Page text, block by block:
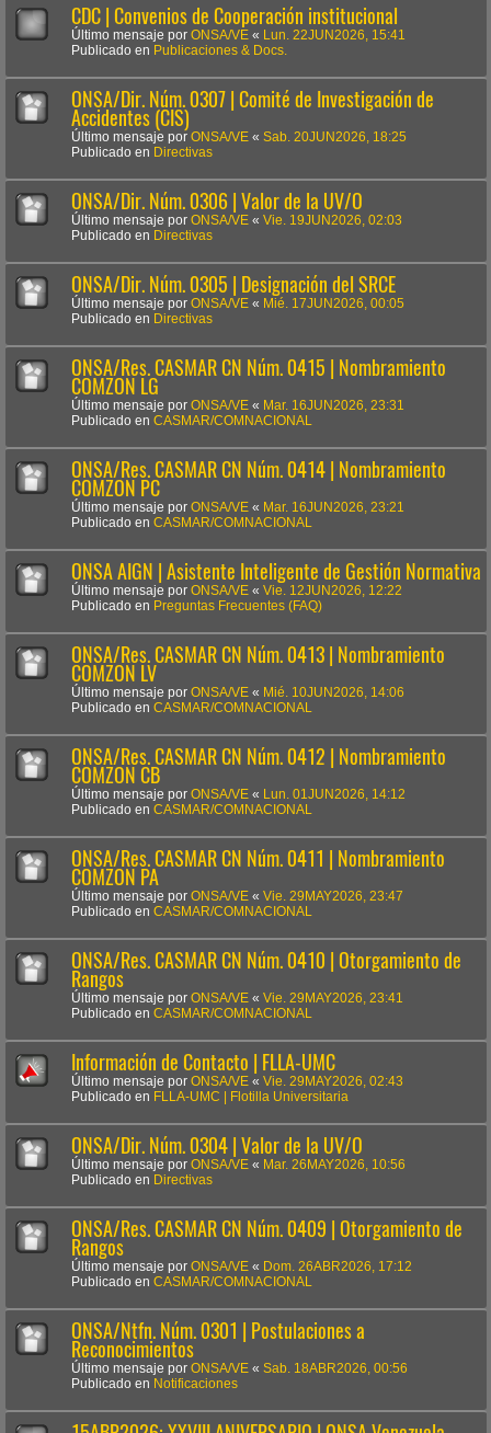
CDC | Convenios de Cooperación institucional
Último mensaje por ONSA/VE «
Lun. 22JUN2026, 15:41
Publicado en Publicaciones & Docs.
ONSA/Dir. Núm. 0307 | Comité de Investigación de
Accidentes (CIS)
Último mensaje por ONSA/VE « Sab. 20JUN2026, 18:25
Publicado en Directivas
ONSA/Dir. Núm. 0306 | Valor de la UV/O
Último mensaje por ONSA/VE « Vie. 19JUN2026, 02:03
Publicado en Directivas
ONSA/Dir. Núm. 0305 | Designación del SRCE
Último mensaje por ONSA/VE « Mié. 17JUN2026, 00:05
Publicado en Directivas
ONSA/Res. CASMAR CN Núm. 0415 | Nombramiento
COMZON LG
Último mensaje por ONSA/VE « Mar. 16JUN2026, 23:31
Publicado en CASMAR/COMNACIONAL
ONSA/Res. CASMAR CN Núm. 0414 | Nombramiento
COMZON PC
Último mensaje por ONSA/VE « Mar. 16JUN2026, 23:21
Publicado en CASMAR/COMNACIONAL
ONSA AIGN | Asistente Inteligente de Gestión Normativa
Último mensaje por ONSA/VE « Vie. 12JUN2026, 12:22
Publicado en Preguntas Frecuentes (FAQ)
ONSA/Res. CASMAR CN Núm. 0413 | Nombramiento
COMZON LV
Último mensaje por ONSA/VE « Mié. 10JUN2026, 14:06
Publicado en CASMAR/COMNACIONAL
ONSA/Res. CASMAR CN Núm. 0412 | Nombramiento
COMZON CB
Último mensaje por ONSA/VE «
Lun. 01JUN2026, 14:12
Publicado en CASMAR/COMNACIONAL
ONSA/Res. CASMAR CN Núm. 0411 | Nombramiento
COMZON PA
Último mensaje por ONSA/VE « Vie. 29MAY2026, 23:47
Publicado en CASMAR/COMNACIONAL
ONSA/Res. CASMAR CN Núm. 0410 | Otorgamiento de
Rangos
Último mensaje por ONSA/VE « Vie. 29MAY2026, 23:41
Publicado en CASMAR/COMNACIONAL
Información de Contacto | FLLA-UMC
Último mensaje por ONSA/VE « Vie. 29MAY2026, 02:43
Publicado en FLLA-UMC | Flotilla Universitaria
ONSA/Dir. Núm. 0304 | Valor de la UV/O
Último mensaje por ONSA/VE « Mar. 26MAY2026, 10:56
Publicado en Directivas
ONSA/Res. CASMAR CN Núm. 0409 | Otorgamiento de
Rangos
Último mensaje por ONSA/VE « Dom. 26ABR2026, 17:12
Publicado en CASMAR/COMNACIONAL
ONSA/Ntfn. Núm. 0301 | Postulaciones a
Reconocimientos
Último mensaje por ONSA/VE « Sab. 18ABR2026, 00:56
Publicado en Notificaciones